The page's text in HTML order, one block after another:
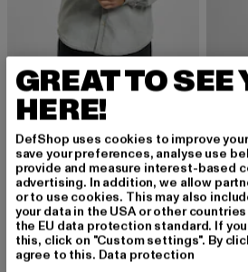
BRANDIT
Riley Denim Shirt
47,49 EUR
Derzeitiger Preis: 47,49 EUR
Luis
Overshirt für Herren: Der
jeden Look
Das Overshirt für Herren ist ein
GREAT TO SEE
HERE!
DefShop uses cookies to improve
save your preferences, analyse use
provide and measure interest-based
advertising. In addition, we allow
or to use cookies. This may also
your data in the USA or other
the EU data protection standard. If
this, click on "Custom settings". By
agree to this. Data protection